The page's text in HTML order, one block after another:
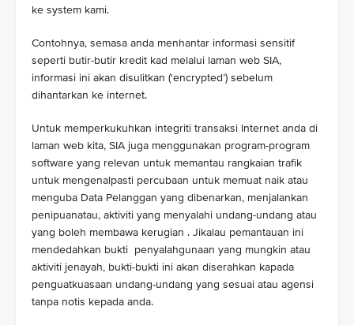
ke system kami.
Contohnya, semasa anda menhantar informasi sensitif
seperti butir-butir kredit kad melalui laman web SIA,
informasi ini akan disulitkan (‘encrypted’) sebelum
dihantarkan ke internet.
Untuk memperkukuhkan integriti transaksi Internet anda di
laman web kita, SIA juga menggunakan program-program
software yang relevan untuk memantau rangkaian trafik
untuk mengenalpasti percubaan untuk memuat naik atau
menguba Data Pelanggan yang dibenarkan, menjalankan
penipuanatau, aktiviti yang menyalahi undang-undang atau
yang boleh membawa kerugian . Jikalau pemantauan ini
mendedahkan bukti penyalahgunaan yang mungkin atau
aktiviti jenayah, bukti-bukti ini akan diserahkan kapada
penguatkuasaan undang-undang yang sesuai atau agensi
tanpa notis kepada anda.